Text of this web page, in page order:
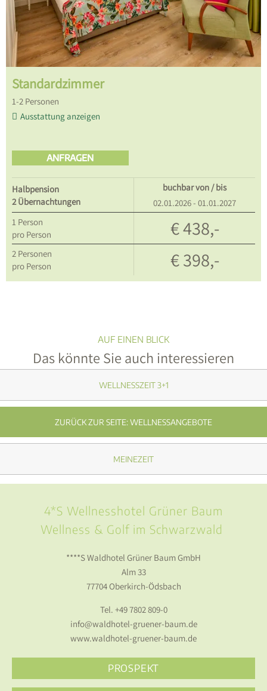
Standardzimmer
1-2 Personen
Ausstattung anzeigen
ANFRAGEN
Halbpension
2 Übernachtungen
buchbar von / bis
02.01.2026 - 01.01.2027
1 Person
pro Person
€ 438,-
2 Personen
pro Person
€ 398,-
WELLNESSZEIT 3+1
ZURÜCK ZUR SEITE: WELLNESSANGEBOTE
MEINEZEIT
4*S Wellnesshotel Grüner Baum
Wellness & Golf im Schwarzwald
****S Waldhotel Grüner Baum GmbH
Alm 33
77704 Oberkirch-Ödsbach
Tel. +49 7802 809-0
info@waldhotel-gruener-baum.de
www.waldhotel-gruener-baum.de
PROSPEKT